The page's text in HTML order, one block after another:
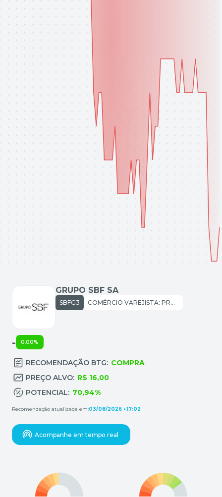
GRUPO SBF SA
SBFG3 COMÉRCIO VAREJISTA: PRODUTOS DIVERSOS
Acompanhe em tempo real
- 0,00%
RECOMENDAÇÃO BTG: COMPRA
PREÇO ALVO: R$ 16,00
POTENCIAL: 70,94%
Recomendação atualizada em:03/08/2026 • 17:02